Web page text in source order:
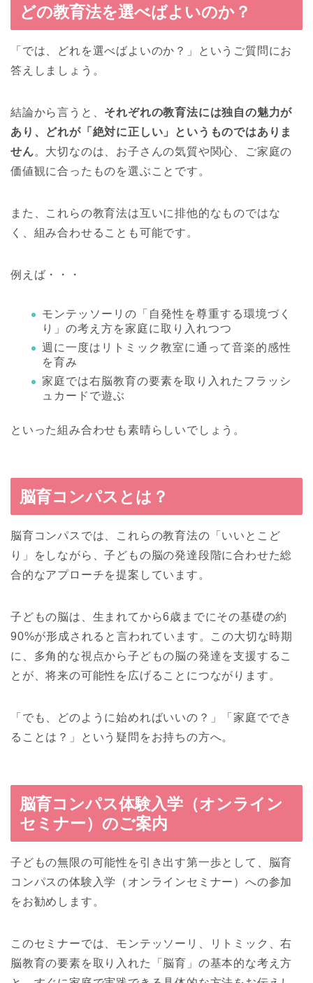
どの教育法を選べばよいのか？
「では、どれを選べばよいのか？」というご質問にお
答えしましょう。
結論から言うと、 それぞれの教育法には独自の魅力が
あり、どれが「絶対に正しい」というものではありま
せん。大切なのは、お子さんの気質や関心、ご家庭の
価値観に合ったものを選ぶことです。
また、これらの教育法は互いに排他的なものではな
く、組み合わせることも可能です。
例えば・・・
モンテッソーリの「自発性を尊重する環境づく
り」の考え方を家庭に取り入れつつ
週に一度はリトミック教室に通って音楽的感性
を育み
家庭では右脳教育の要素を取り入れたフラッシ
ュカードで遊ぶ
といった組み合わせも素晴らしいでしょう。
脳育コンパスとは？
脳育コンパスでは、これらの教育法の「いいとこど
り」をしながら、子どもの脳の発達段階に合わせた総
合的なアプローチを提案しています。
子どもの脳は、生まれてから6歳までにその基礎の約
90%が形成されると言われています。この大切な時期
に、多角的な視点から子どもの脳の発達を支援するこ
とが、将来の可能性を広げることにつながります。
「でも、どのように始めればいいの？」「家庭ででき
ることは？」という疑問をお持ちの方へ。
脳育コンパス体験入学（オンライン
セミナー）のご案内
子どもの無限の可能性を引き出す第一歩として、脳育
コンパスの体験入学（オンラインセミナー）への参加
をお勧めします。
このセミナーでは、モンテッソーリ、リトミック、右
脳教育の要素を取り入れた「脳育」の基本的な考え方